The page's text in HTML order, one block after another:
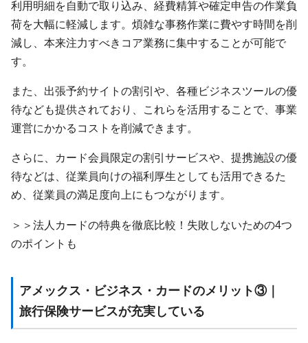
利用明細を自動で取り込み、経費精算や確定申告の作業負
荷を大幅に軽減します。煩雑な事務作業に費やす時間を削
減し、本来注力すべきコア業務に集中することが可能で
す。
また、出張予約サイトの割引や、各種ビジネスツールの優
待なども提供されており、これらを活用することで、事業
運営にかかるコストを削減できます。
さらに、カード会員限定の割引サービスや、提携施設の優
待などは、従業員向けの福利厚生としても活用できるた
め、従業員の満足度向上にもつながります。
＞＞法人カードの特典を徹底比較！失敗しないための4つ
のポイントも
アメックス・ビジネス・カードのメリット③｜
旅行保険サービスが充実している